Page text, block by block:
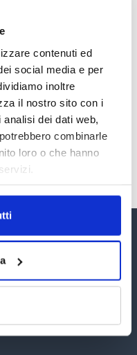
contenuti ed
social media e per
inoltre
il nostro sito con i
dei dati web,
combinarle
loro o che hanno
TEN